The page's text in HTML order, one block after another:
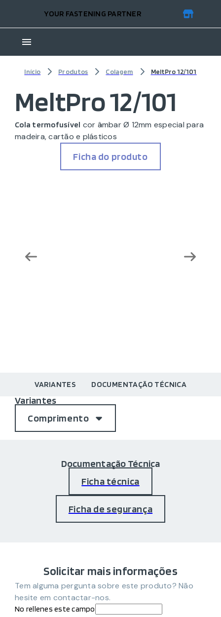
YOUR FASTENING PARTNER
Início Produtos Colagem MeltPro 12/101
MeltPro 12/101
Cola termofusível cor âmbar Ø 12mm especial para
madeira, cartão e plásticos
Ficha do produto
VARIANTES DOCUMENTAÇÃO TÉCNICA
Variantes
Comprimento
Documentação Técnica
Ficha técnica
Ficha de segurança
Solicitar mais informações
Tem alguma pergunta sobre este produto? Não
hesite em contactar-nos.
No rellenes este campo